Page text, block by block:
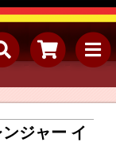
ジャー イ